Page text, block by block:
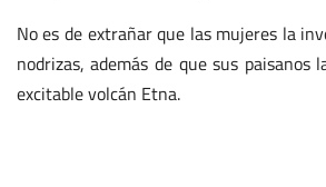
No es de extrañar que las mujeres la
nodrizas, además de que sus
excitable volcán Etna.